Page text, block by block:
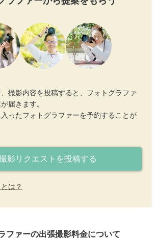
撮影内容を投稿すると、フォトグラファ
届きます。
ったフォトグラファーを予約することが
影リクエストを投稿する
は？
ファーの出張撮影料金について